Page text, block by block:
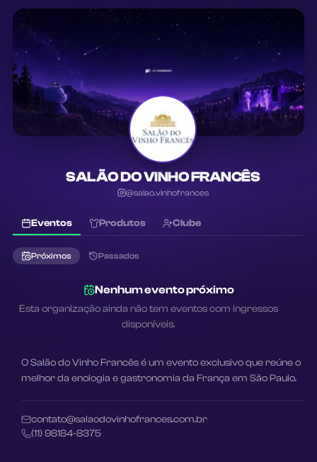
SALÃO DO VINHO FRANCÊS
@salao.vinhofrances
Eventos Produtos Clube
O Salão do Vinho Francês é um evento exclusivo que reúne o
melhor da enologia e gastronomia da França em São Paulo.
contato@salaodovinhofrances.com.br
(11) 98184-8375
Próximos Passados
Nenhum evento próximo
Esta organização ainda não tem eventos com ingressos
disponíveis.